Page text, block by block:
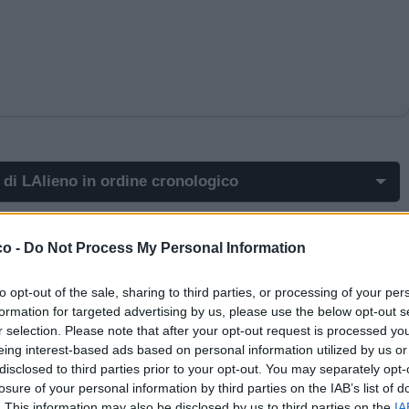
- Do Not Process My Personal Information
opt-out of the sale, sharing to third parties, or processing of your
for targeted advertising by us, please use the below opt-out
selection. Please note that after your opt-out request is processed
interest-based ads based on personal information utilized by us
to third parties prior to your opt-out. You may separately
of your personal information by third parties on the IAB’s list of
di LAlieno in ordine cronologico
di LAlieno più apprezzati
di LAlieno più visualizzati
in cui hanno evocato LAlieno
commentati da LAlieno
post di LAlieno